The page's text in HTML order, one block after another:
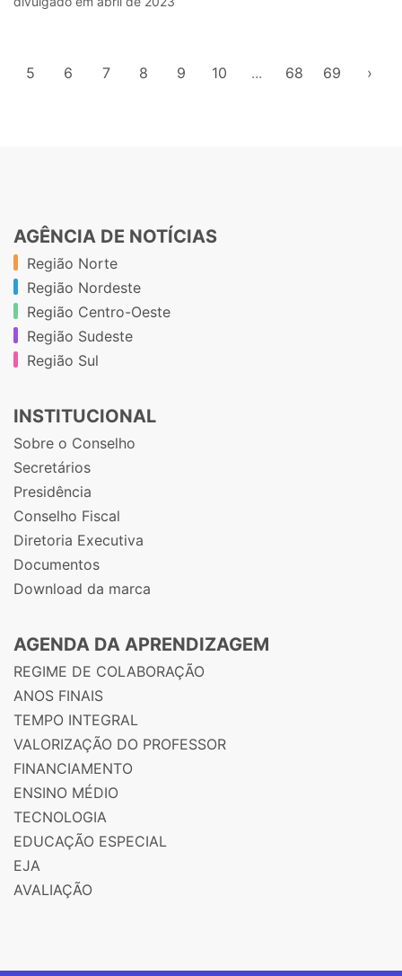
5 6 7 8 9 10 ... 68 69 ›
AGÊNCIA DE NOTÍCIAS
Região Norte
Região Nordeste
Região Centro-Oeste
Região Sudeste
Região Sul
INSTITUCIONAL
Sobre o Conselho
Secretários
Presidência
Conselho Fiscal
Diretoria Executiva
Documentos
Download da marca
AGENDA DA APRENDIZAGEM
REGIME DE COLABORAÇÃO
ANOS FINAIS
TEMPO INTEGRAL
VALORIZAÇÃO DO PROFESSOR
FINANCIAMENTO
ENSINO MÉDIO
TECNOLOGIA
EDUCAÇÃO ESPECIAL
EJA
AVALIAÇÃO